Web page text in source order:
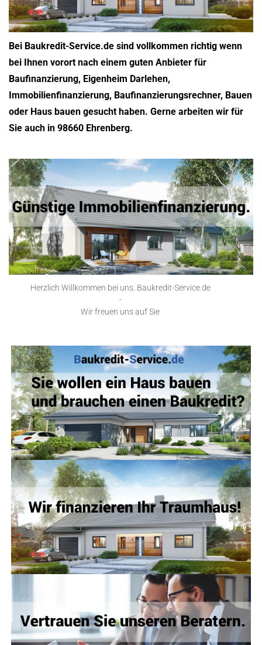
Bei Baukredit-Service.de sind vollkommen richtig wenn
bei Ihnen vorort nach einem guten Anbieter für
Baufinanzierung, Eigenheim Darlehen,
Immobilienfinanzierung, Baufinanzierungsrechner, Bauen
oder Haus bauen gesucht haben. Gerne arbeiten wir für
Sie auch in 98660 Ehrenberg.
Herzlich Willkommen bei uns. Baukredit-Service.de
-
Wir freuen uns auf Sie